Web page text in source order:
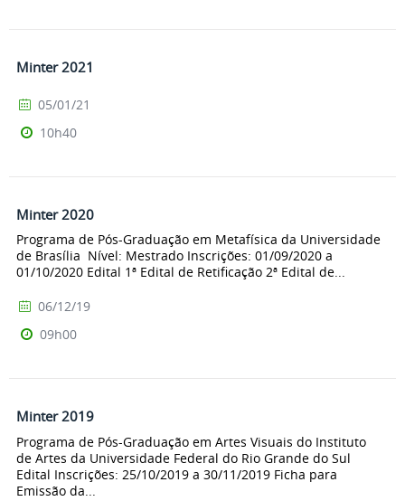
Minter 2021
05/01/21
10h40
Minter 2020
Programa de Pós-Graduação em Metafísica da Universidade
de Brasília Nível: Mestrado Inscrições: 01/09/2020 a
01/10/2020 Edital 1ª Edital de Retificação 2ª Edital de...
06/12/19
09h00
Minter 2019
Programa de Pós-Graduação em Artes Visuais do Instituto
de Artes da Universidade Federal do Rio Grande do Sul
Edital Inscrições: 25/10/2019 a 30/11/2019 Ficha para
Emissão da...